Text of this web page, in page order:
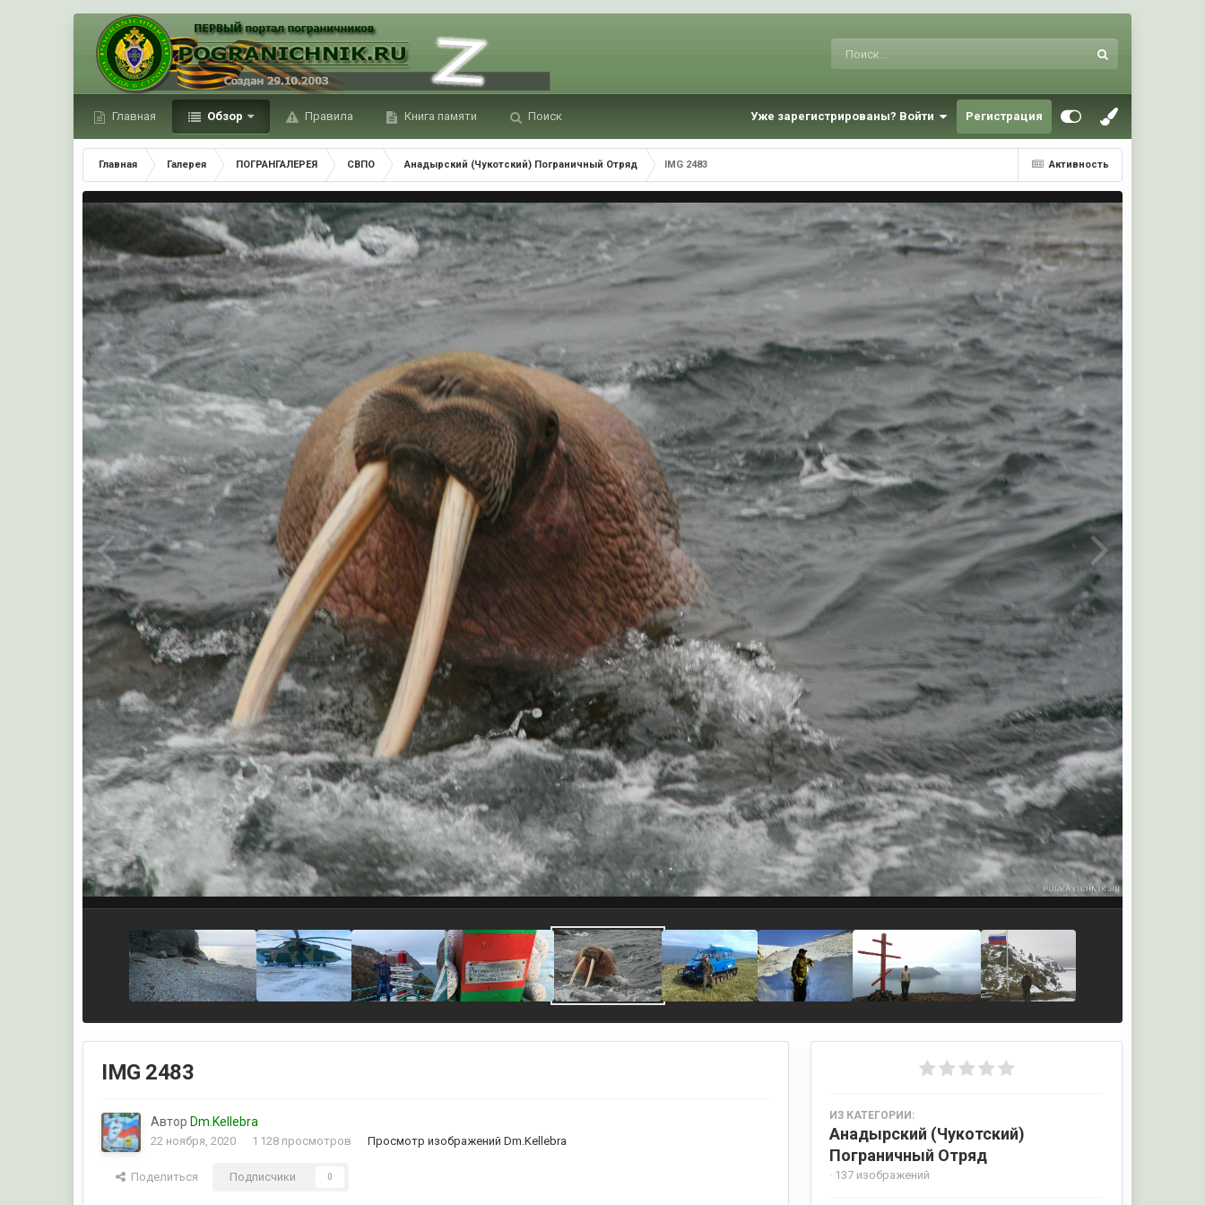
Главная Обзор Правила Книга памяти Поиск Уже зарегистрированы? Войти Регистрация
Активность
Главная Галерея ПОГРАНГАЛЕРЕЯ СВПО Анадырский (Чукотский) Пограничный Отряд IMG 2483
IMG 2483
Автор Dm.Kellebra
22 ноября, 2020 1 128 просмотров Просмотр изображений Dm.Kellebra
Поделиться Подписчики 0
ИЗ КАТЕГОРИИ:
Анадырский (Чукотский)
Пограничный Отряд
· 137 изображений